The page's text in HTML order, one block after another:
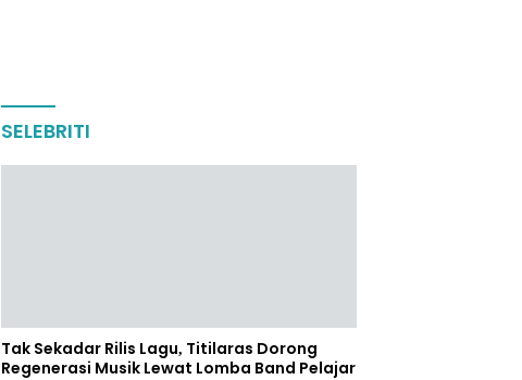
SELEBRITI
Tak Sekadar Rilis Lagu, Titilaras Dorong
Regenerasi Musik Lewat Lomba Band Pelajar